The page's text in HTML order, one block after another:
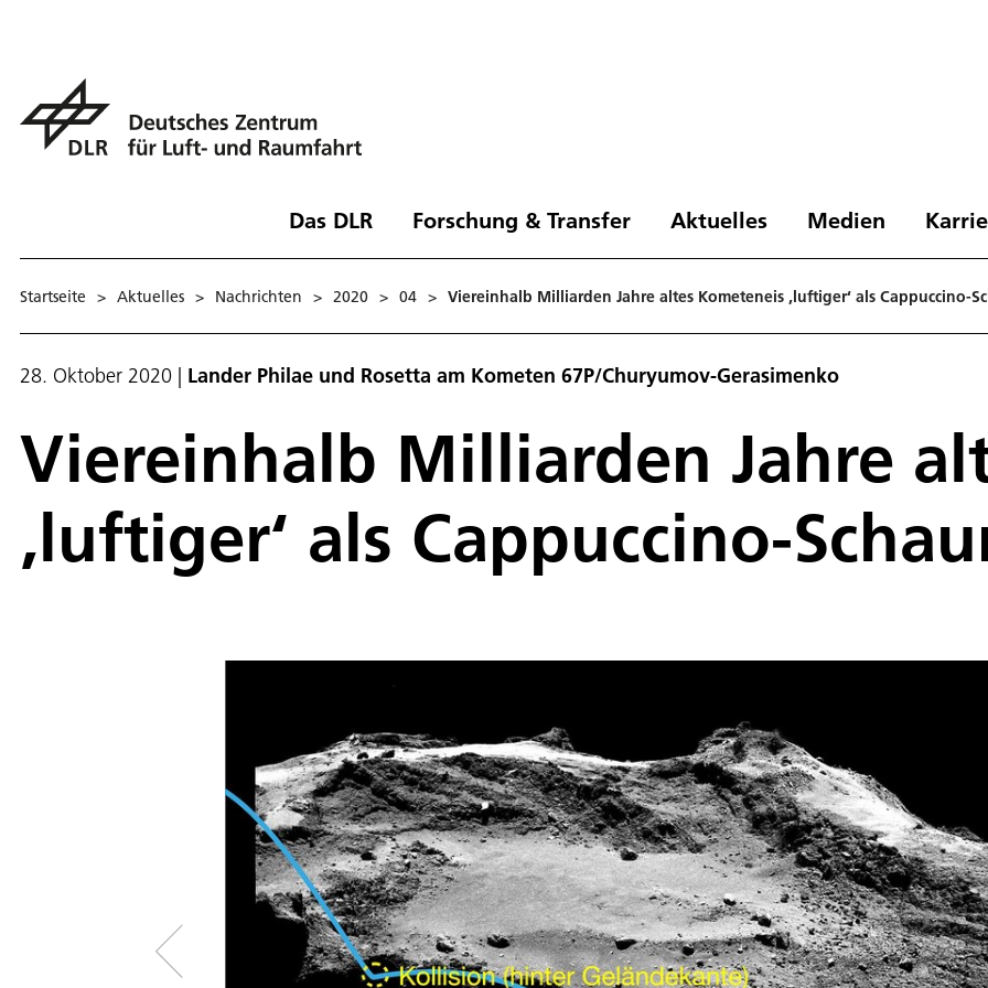
Das DLR Forschung & Transfer Aktuelles Medien
Startseite > Aktuelles > Nachrichten > 2020 > 04 > Viereinhalb Milliarden Jahre altes Kometeneis ‚luftiger‘ als Cappuccino-
28. Oktober 2020 | Lander Philae und Rosetta am Kometen 67P/Churyumov-Gerasimenko
Viereinhalb Milliarden Jahre
‚luftiger‘ als Cappuccino-